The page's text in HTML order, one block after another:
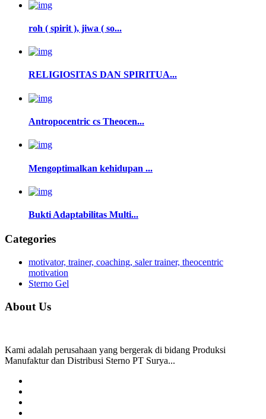
roh ( spirit ), jiwa ( so...
RELIGIOSITAS DAN SPIRITUA...
Antropocentric cs Theocen...
Mengoptimalkan kehidupan ...
Bukti Adaptabilitas Multi...
Categories
motivator, trainer, coaching, saler trainer, theocentric
motivation
Sterno Gel
About Us
Kami adalah perusahaan yang bergerak di bidang Produksi
Manufaktur dan Distribusi Sterno PT Surya...